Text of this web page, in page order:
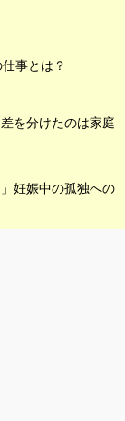
事とは？
を分けたのは家庭
妊娠中の孤独への